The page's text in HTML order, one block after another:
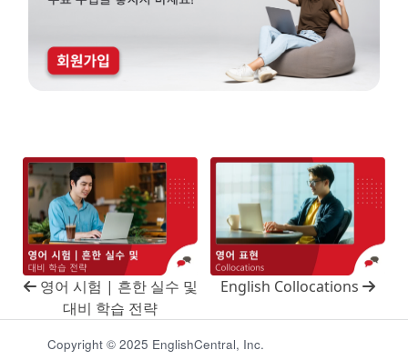
영어 시험 | 흔한 실수 및
대비 학습 전략
English Collocations
Copyright © 2025 EnglishCentral, Inc.